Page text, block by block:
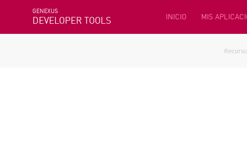
GENEXUS
DEVELOPER TOOLS INICIO MIS